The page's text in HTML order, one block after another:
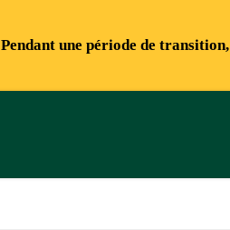
une période de transition,